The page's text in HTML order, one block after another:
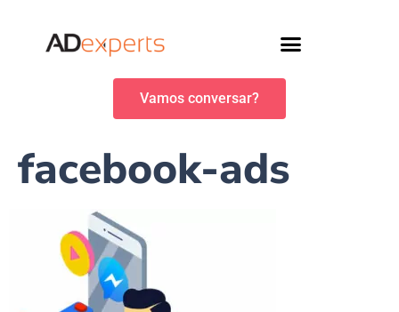
Vamos conversar?
facebook-ads